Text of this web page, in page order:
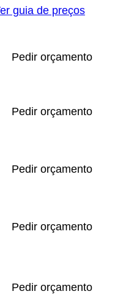
Pedir orçamento
Pedir orçamento
Pedir orçamento
Pedir orçamento
Pedir orçamento
guia de preços